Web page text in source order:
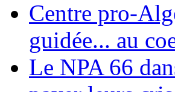
Centre pro-
guidée... au
Le NPA 66